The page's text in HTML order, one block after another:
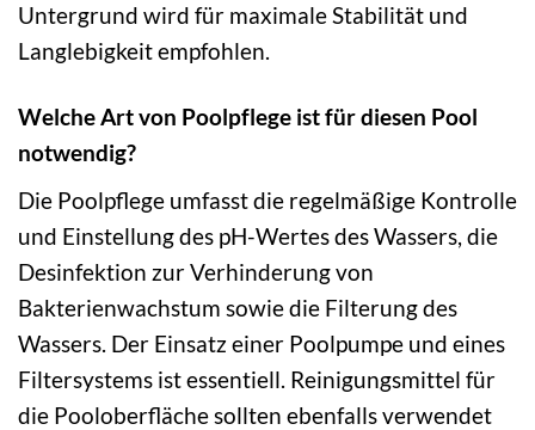
Untergrund wird für maximale Stabilität und
Langlebigkeit empfohlen.
Welche Art von Poolpflege ist für diesen Pool
notwendig?
Die Poolpflege umfasst die regelmäßige Kontrolle
und Einstellung des pH-Wertes des Wassers, die
Desinfektion zur Verhinderung von
Bakterienwachstum sowie die Filterung des
Wassers. Der Einsatz einer Poolpumpe und eines
Filtersystems ist essentiell. Reinigungsmittel für
die Pooloberfläche sollten ebenfalls verwendet